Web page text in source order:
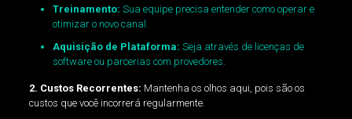
Treinamento: Sua equipe precisa entender como operar e
otimizar o novo canal.
Aquisição de Plataforma: Seja através de licenças de
software ou parcerias com provedores.
2. Custos Recorrentes: Mantenha os olhos aqui, pois são os
custos que você incorrerá regularmente.